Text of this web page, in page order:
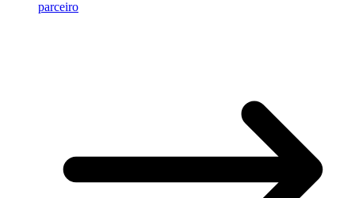
parceiro